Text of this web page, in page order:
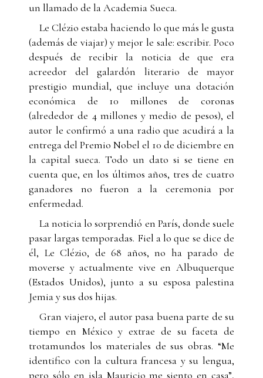
un llamado de la Academia Sueca.
Le Clézio estaba haciendo lo que más le gusta
(además de viajar) y mejor le sale: escribir. Poco
después de recibir la noticia de que era
acreedor del galardón literario de mayor
prestigio mundial, que incluye una dotación
económica de 10 millones de coronas
(alrededor de 4 millones y medio de pesos), el
autor le confirmó a una radio que acudirá a la
entrega del Premio Nobel el 10 de diciembre en
la capital sueca. Todo un dato si se tiene en
cuenta que, en los últimos años, tres de cuatro
ganadores no fueron a la ceremonia por
enfermedad.
La noticia lo sorprendió en París, donde suele
pasar largas temporadas. Fiel a lo que se dice de
él, Le Clézio, de 68 años, no ha parado de
moverse y actualmente vive en Albuquerque
(Estados Unidos), junto a su esposa palestina
Jemia y sus dos hijas.
Gran viajero, el autor pasa buena parte de su
tiempo en México y extrae de su faceta de
trotamundos los materiales de sus obras. “Me
identifico con la cultura francesa y su lengua,
pero sólo en isla Mauricio me siento en casa”,